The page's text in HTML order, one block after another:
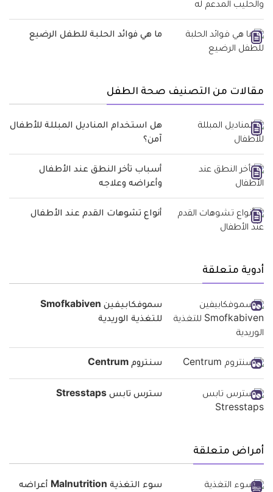
ما هي فوائد الحلبة للطفل الرضيع
مقالات من التصنيف صحة الطفل
هل استخدام المناديل المبللة للأطفال
آمن؟
أسباب تأخر النطق عند الأطفال
وأعراضه وعلاجه
أنواع تشوهات القدم عند الأطفال
أدوية متعلقة
سموفكابيفين Smofkabiven
للتغذية الوريدية
سنتروم Centrum
سترس تابس Stresstaps
أمراض متعلقة
سوء التغذية Malnutrition أعراضه